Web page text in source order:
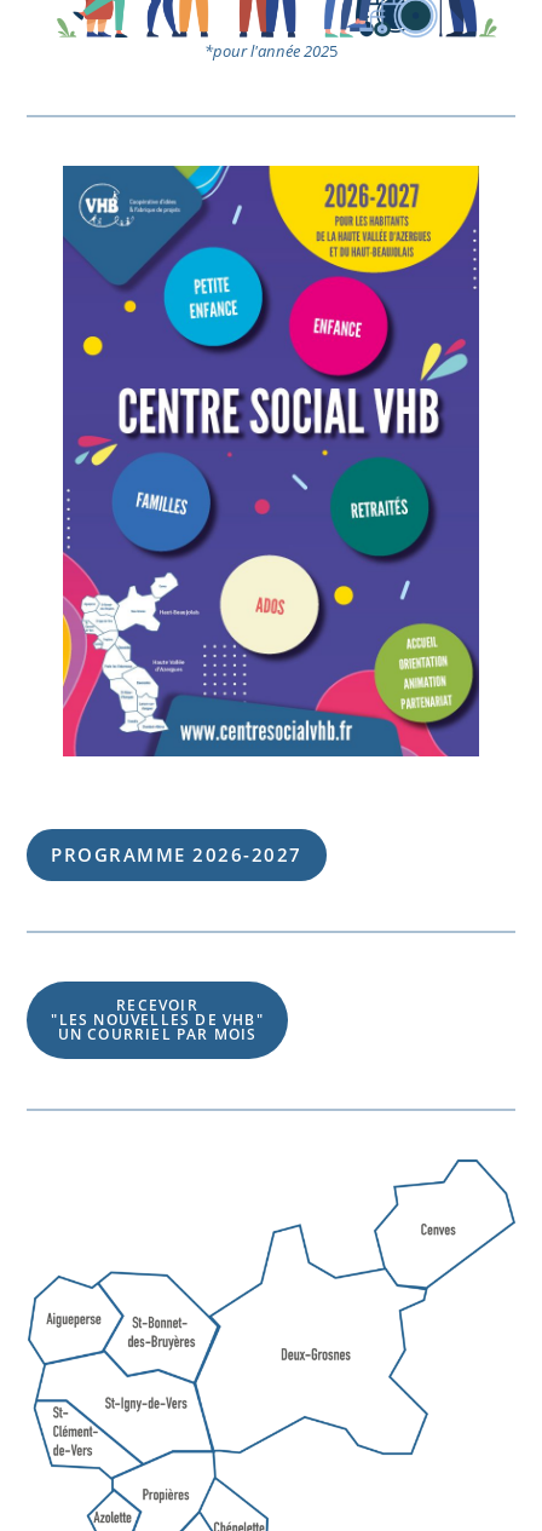
*pour l'année 2025
PROGRAMME 2026-2027
RECEVOIR
"LES NOUVELLES DE VHB"
UN COURRIEL PAR MOIS